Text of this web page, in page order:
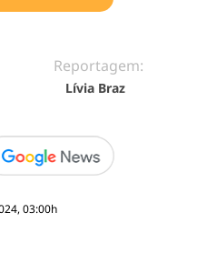
Reportagem:
Lívia Braz
03:00h